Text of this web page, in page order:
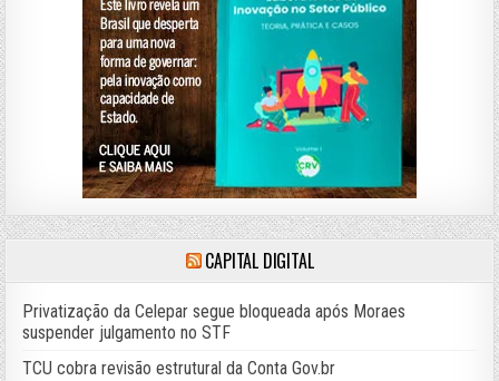
CAPITAL DIGITAL
Privatização da Celepar segue bloqueada após Moraes
suspender julgamento no STF
TCU cobra revisão estrutural da Conta Gov.br